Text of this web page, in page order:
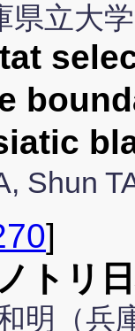
県立大学
Shun
]
トリ
明（兵